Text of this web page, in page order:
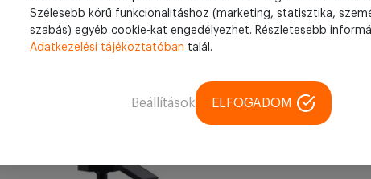
Kültéri
001-
Szélesebb körű funkcionalitáshoz (marketing, statisztika,
szabás) egyéb cookie-kat engedélyezhet. Részletesebb
Adatkezelési tájékoztatóban talál.
Beállítások ELFOGADOM